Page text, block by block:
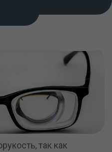
так как